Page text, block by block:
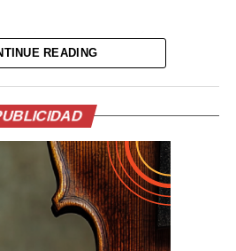
se interrumpió de
el video fue retirado de la
han difundido imágenes del
antes de la
en medio de
READING